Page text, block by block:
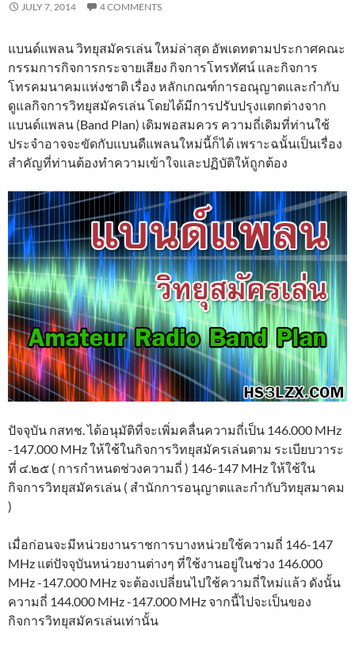
JULY 7, 2014 4 COMMENTS
แบนด์แพลน วิทยุสมัครเล่น ใหม่ล่าสุด อัพเดทตามประกาศคณะ
กรรมการกิจการกระจายเสียง กิจการโทรทัศน์ และกิจการ
โทรคมนาคมแห่งชาติ เรื่อง หลักเกณฑ์การอณุญาตและกำกับ
ดูแลกิจการวิทยุสมัครเล่น โดยได้มีการปรับปรุงแตกต่างจาก
แบนด์แพลน (Band Plan) เดิมพอสมควร ความถี่เดิมที่ท่านใช้
ประจำอาจจะขัดกับแบนดืแพลนใหม่นี้ก็ได้ เพราะฉนั้นเป็นเรื่อง
สำคัญที่ท่านต้องทำความเข้าใจและปฏิบัติให้ถูกต้อง
ปัจจุบัน กสทช. ได้อนุมัติที่จะเพิ่มคลื่นความถี่เป็น 146.000 MHz
-147.000 MHz ให้ใช้ในกิจการวิทยุสมัครเล่นตาม ระเบียบวาระ
ที่ ๔.๒๕ ( การกำหนดช่วงความถี่ ) 146-147 MHz ให้ใช้ใน
กิจการวิทยุสมัครเล่น ( สำนักการอนุญาตและกำกับวิทยุสมาคม
)
เมื่อก่อนจะมีหน่วยงานราชการบางหน่วยใช้ความถี่ 146-147
MHz แต่ปัจจุบันหน่วยงานต่างๆ ที่ใช้งานอยู่ในช่วง 146.000
MHz -147.000 MHz จะต้องเปลี่ยนไปใช้ความถี่ใหม่แล้ว ดังนั้น
ความถี่ 144.000 MHz -147.000 MHz จากนี้ไปจะเป็นของ
กิจการวิทยุสมัครเล่นเท่านั้น